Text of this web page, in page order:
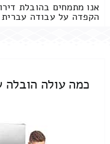
אנו מתמחים בהובלת
הקפדה על עבודה
כמה עולה